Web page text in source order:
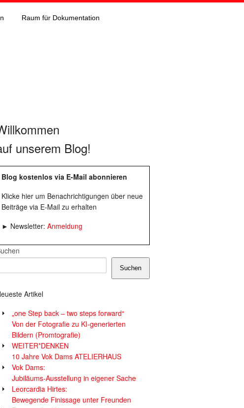
Raum für Dokumentation
unserem Blog!
Blog kostenlos via E-Mail abonnieren
Klicke hier um Benachrichtigungen über neue
Beiträge via E-Mail zu erhalten
► Newsletter: Anmeldung
Suchen
Artikel
„one Step back – two steps forward“
Von der Fotografie zu KI-generierten
Bildern (Promtografie)
WEITER*DENKEN
10 Jahre Vok Dams ATELIERHAUS
Vok Dams:
Jubiläums-Ausstellung in eigener Sache
Leorcardia Hirtes:
Bewegende Finissage unter Freunden